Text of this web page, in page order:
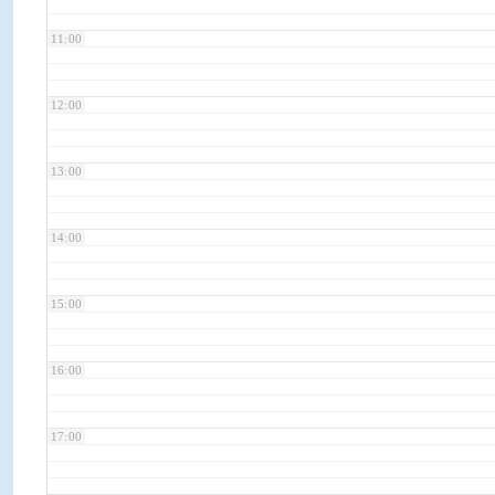
11:00
12:00
13:00
14:00
15:00
16:00
17:00